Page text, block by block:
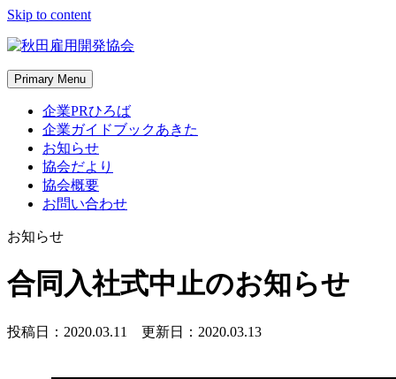
Skip to content
Primary Menu
企業PRひろば
企業ガイドブックあきた
お知らせ
協会だより
協会概要
お問い合わせ
お知らせ
合同入社式中止のお知らせ
投稿日： 2020.03.11 更新日： 2020.03.13